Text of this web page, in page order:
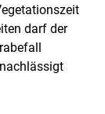
darf der